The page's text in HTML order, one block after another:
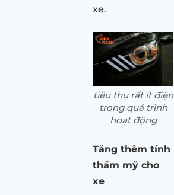
xe.
tiêu thụ rất ít điện
trong quá trình
hoạt động
Tăng thêm tính
thẩm mỹ cho
xe